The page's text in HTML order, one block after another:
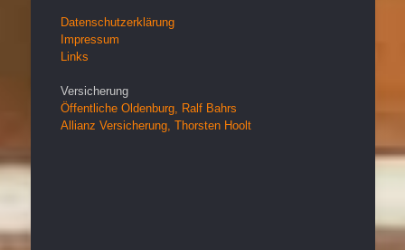
Datenschutzerklärung
Impressum
Links
Versicherung
Öffentliche Oldenburg, Ralf Bahrs
Allianz Versicherung, Thorsten Hoolt